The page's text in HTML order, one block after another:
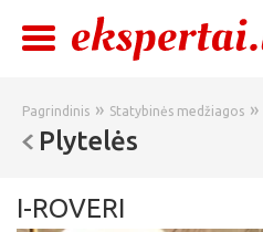
Pagrindinis » Statybinės medžiagos »
Plytelės
I-ROVERI